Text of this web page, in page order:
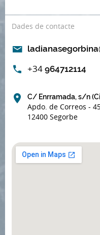
Dades de contacte
+34 964712114
C/ Enrramada, s/n
Apdo. de Correos -
12400 Segorbe